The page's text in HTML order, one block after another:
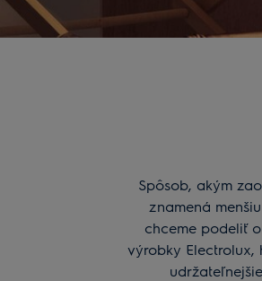
Spôsob, akým
znamená
chceme podeliť
výrobky Electrolux,